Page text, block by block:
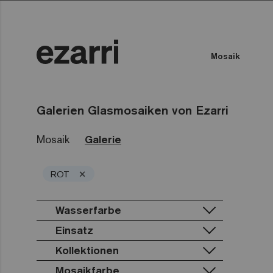
Mosaik
Galerien Glasmosaiken von Ezarri
Mosaik Galerie
ROT ×
Wasserfarbe
Einsatz
Privatpool
Öffentliches Schwimmbad
Kollektionen